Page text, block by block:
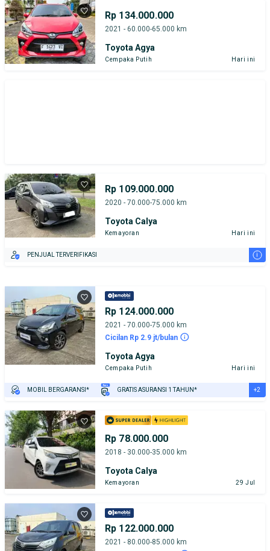
Rp 134.000.000
2021 - 60.000-65.000 km
Toyota Agya
Cempaka Putih Hari ini
Rp 109.000.000
2020 - 70.000-75.000 km
Toyota Calya
Kemayoran Hari ini
PENJUAL TERVERIFIKASI i
Rp 124.000.000
2021 - 70.000-75.000 km
Cicilan Rp 2.9 jt/bulan
Toyota Agya
Cempaka Putih Hari ini
MOBIL BERGARANSI* GRATIS ASURANSI 1 TAHUN* +2
Rp 78.000.000
2018 - 30.000-35.000 km
Toyota Calya
Kemayoran 29 Jul
Rp 122.000.000
2021 - 80.000-85.000 km